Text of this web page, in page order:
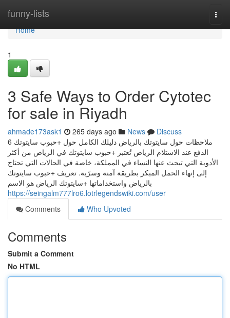
funny-lists
Home
Home
1
3 Safe Ways to Order Cytotec
for sale in Riyadh
ahmade173ask1 265 days ago News
Discuss
6 ملاحظات حول سايتوتك بالرياض دليلك الكامل حول +حبوب سايتوتك
الدفع عند الاستلام الرياض تُعتبر +حبوب سايتوتك في الرياض من أكثر
الأدوية التي تبحث عنها النساء في المملكة، خاصة في الحالات التي تحتاج
إلى إنهاء الحمل المبكر بطريقة آمنة وسرّية. تعريف +حبوب سايتوتك
بالرياض واستخداماتها +سايتوتك الرياض هو الاسم
https://seingalm777lro6.lotrlegendswiki.com/user
Comments
Who Upvoted
Comments
Submit a Comment
No HTML